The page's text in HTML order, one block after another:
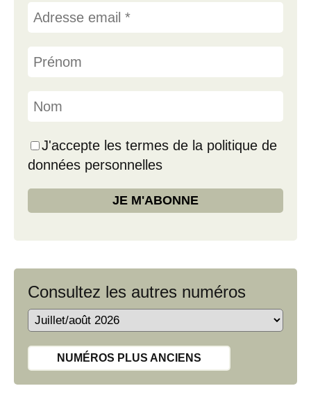
J'accepte les termes de la politique de
données personnelles
Consultez les autres numéros
NUMÉROS PLUS ANCIENS